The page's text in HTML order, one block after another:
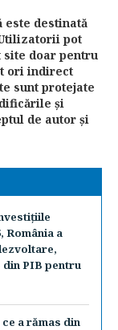
destinată
pot
site doar pentru
ori indirect
sunt protejate
şi
de autor şi
România a
din PIB pentru
a rămas din